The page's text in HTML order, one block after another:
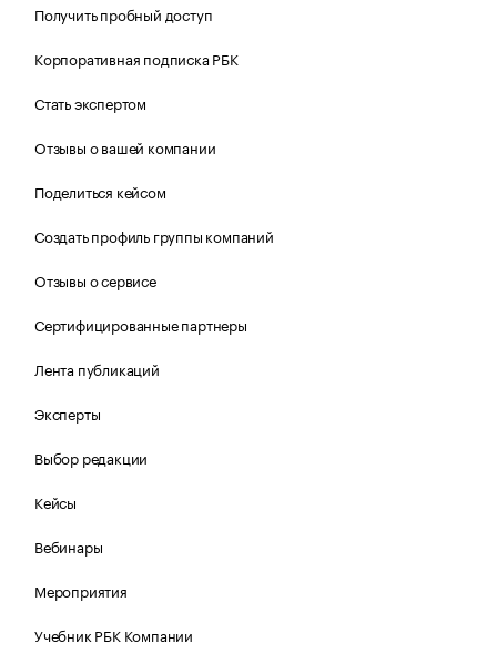
Получить пробный доступ
Корпоративная подписка РБК
Стать экспертом
Отзывы о вашей компании
Поделиться кейсом
Создать профиль группы компаний
Отзывы о сервисе
Сертифицированные партнеры
Лента публикаций
Эксперты
Выбор редакции
Кейсы
Вебинары
Мероприятия
Учебник РБК Компании